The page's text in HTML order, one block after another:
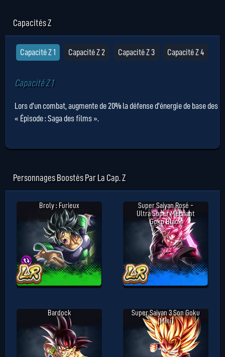
Capacités Z
Capacité Z 1 Capacité Z 2 Capacité Z 3 Capacité Z 4
Capacité Z 1
Lors d'un combat, augmente de 20% la défense d'énergie de base des
« Épisode : Saga des films ».
Personnages Boostés Par La Cap. Z
Broly : Furieux
Super Saiyan Rosé -
Ultra Super Méchant
Goku Black
Bardock
Super Saiyan 3 Son Goku
(Mini)